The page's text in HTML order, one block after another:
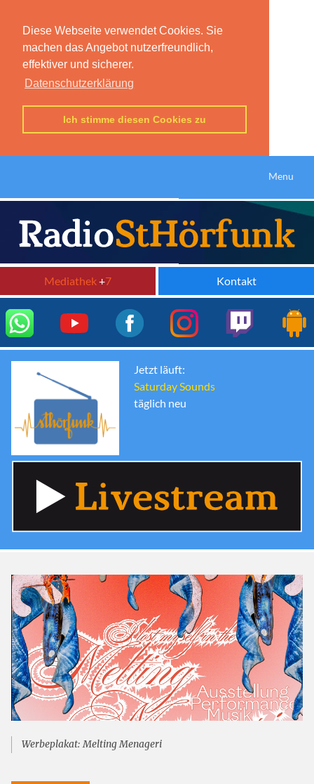
Diese Webseite verwendet Cookies. Sie
machen das Angebot nutzerfreundlich,
effektiver und sicherer.
Datenschutzerklärung
Ich stimme diesen Cookies zu
Menu
Mediathek+7 Kontakt
Jetzt läuft:
Saturday Sounds
täglich neu
Werbeplakat: Melting Menageri